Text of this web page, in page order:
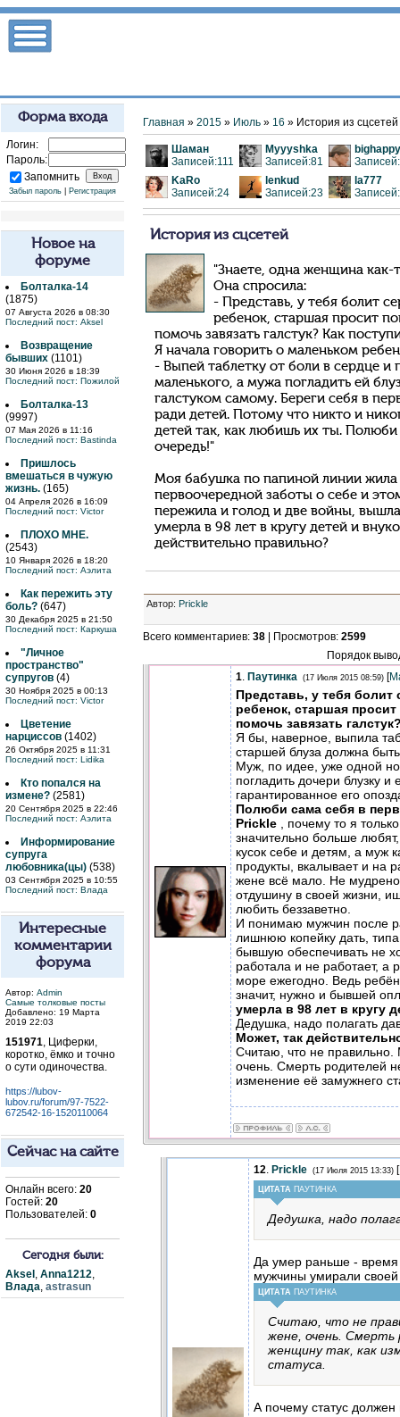
Форма входа
Логин:
Пароль:
Запомнить
Забыл пароль Регистрация
Новое на
форуме
Болталка-14
(1875)
07 Августа 2026 в 08:30
Последний пост: Aksel
Возвращение
бывших (1101)
30 Июня 2026 в 18:39
Последний пост: Пожилой
Болталка-13
(9997)
07 Мая 2026 в 11:16
Последний пост: Bastinda
Пришлось
вмешаться в чужую
жизнь. (165)
04 Апреля 2026 в 16:09
Последний пост: Victor
ПЛОХО МНЕ.
(2543)
10 Января 2026 в 18:20
Последний пост: Аэлита
Как пережить эту
боль? (647)
30 Декабря 2025 в 21:50
Последний пост: Каркуша
"Личное
пространство"
супругов (4)
30 Ноября 2025 в 00:13
Последний пост: Victor
Цветение
нарциссов (1402)
26 Октября 2025 в 11:31
Последний пост: Lidika
Кто попался на
измене? (2581)
20 Сентября 2025 в 22:46
Последний пост: Аэлита
Информирование
супруга
любовника(цы) (538)
03 Сентября 2025 в 10:55
Последний пост: Влада
Интересные
комментарии
форума
Автор: Admin
Самые толковые посты
Добавлено: 19 Марта
2019 22:03
151971, Циферки,
коротко, ёмко и точно
о сути одиночества.
https://lubov-
lubov.ru/forum/97-7522-
672542-16-1520110064
Сейчас на сайте
Онлайн всего: 20
Гостей: 20
Пользователей: 0
Сегодня были:
Aksel , Anna1212,
Влада, astrasun
Главная » 2015 » Июль » 16 » История из сцсетей
Шаман
Записей:111
Myyyshka
Записей:81
bighappy
KaRo
Записей:24
lenkud
Записей:23
la777
История из сцсетей
"Знаете, одна женщина
Она спросила:
- Представь, у тебя болит
ребенок, старшая просит
помочь завязать галстук? Как
Я начала говорить о маленьком
- Выпей таблетку от боли в сердце и
маленького, а мужа погладить ей
галстуком самому. Береги себя в
ради детей. Потому что никто и
детей так, как любишь их ты.
очередь!"
Моя бабушка по папиной линии
первоочередной заботы о себе и
пережила и голод и две войны,
умерла в 98 лет в кругу детей и
действительно правильно?
Автор: Prickle
Всего комментариев: 38 Просмотров: 2599
Порядок
1. Паутинка (17 Июля 2015 08:59) [
Представь, у тебя болит
ребенок, старшая
помочь завязать
Я бы, наверное, выпила
старшей блуза должна
Муж, по идее, уже одной
погладить дочери блузку и
гарантированное его
Полюби сама себя в
Prickle
, почему то я
значительно больше
кусок себе и детям, а муж
продукты, вкалывает и на
жене всё мало. Не
отдушину в своей жизни,
любить беззаветно.
И понимаю мужчин после
лишнюю копейку дать,
бывшую обеспечивать не
работала и не работает, а
море ежегодно. Ведь
значит, нужно и бывшей
умерла в 98 лет в кругу
Дедушка, надо полагать
Может, так
Считаю, что не
очень. Смерть родителей
изменение её замужнего
12. Prickle (17 Июля 2015 13:33) [
ЦИТАТА ПАУТИНКА
Дедушка, надо
Да умер раньше - время
мужчины умирали
ЦИТАТА ПАУТИНКА
Считаю, что не
жене, очень. Смерть
женщину так, как
статуса.
А почему статус